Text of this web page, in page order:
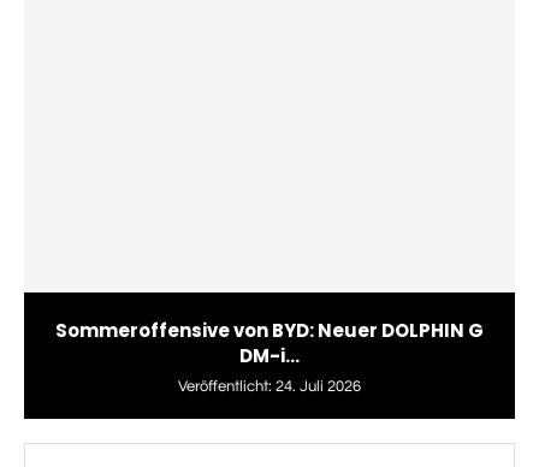
Sommeroffensive von BYD: Neuer DOLPHIN G
DM-i...
Veröffentlicht: 24. Juli 2026